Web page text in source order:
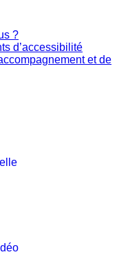
?
d’accessibilité
et de